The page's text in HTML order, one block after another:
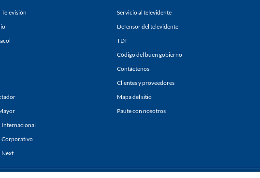
Internacional
Corporativo
Next
Servicio al televidente
Defensor del televidente
TDT
Código del buen gobierno
Contáctenos
Clientes y proveedores
Mapa del sitio
Paute con nosotros